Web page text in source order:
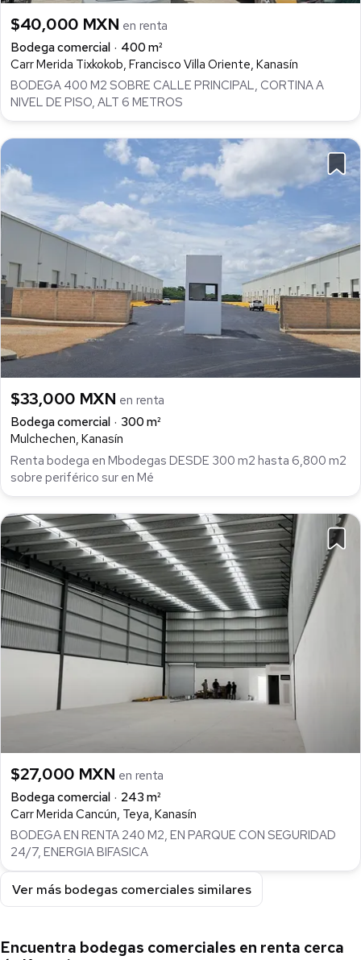
$40,000 MXN en renta
Bodega comercial
400 m²
Carr Merida Tixkokob, Francisco Villa Oriente, Kanasín
BODEGA 400 M2 SOBRE CALLE PRINCIPAL, CORTINA A
NIVEL DE PISO, ALT 6 METROS
$33,000 MXN en renta
Bodega comercial
300 m²
Mulchechen, Kanasín
Renta bodega en Mbodegas DESDE 300 m2 hasta 6,800 m2
sobre periférico sur en Mé
$27,000 MXN en renta
Bodega comercial
243 m²
Carr Merida Cancún, Teya, Kanasín
BODEGA EN RENTA 240 M2, EN PARQUE CON SEGURIDAD
24/7, ENERGIA BIFASICA
Ver más bodegas comerciales similares
Encuentra bodegas comerciales en renta cerca